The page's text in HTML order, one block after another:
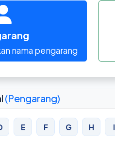
nama pengarang
(Pengarang)
E F G H I